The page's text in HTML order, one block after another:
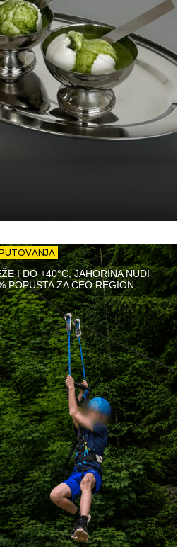
I DO +40°C, JAHORINA NUDI
POPUSTA ZA CEO REGION